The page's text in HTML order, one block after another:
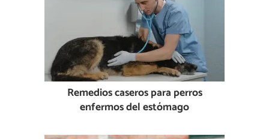
Remedios caseros para perros
enfermos del estómago